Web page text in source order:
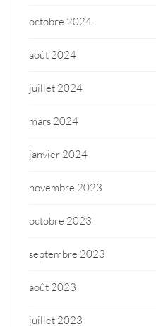
octobre 2024
août 2024
juillet 2024
mars 2024
janvier 2024
novembre 2023
octobre 2023
septembre 2023
août 2023
juillet 2023